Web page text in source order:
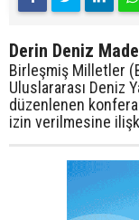
Derin Deniz
Birleşmiş Milletler
Uluslararası Deniz
düzenlenen
izin verilmesine